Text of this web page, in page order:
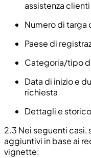
assistenza clienti
Numero di targa
Paese di
Categoria/tipo
Data di inizio e
richiesta
Dettagli e
2.3 Nei seguenti casi,
aggiuntivi in base ai
vignette: